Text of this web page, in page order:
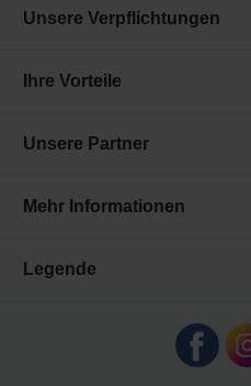
Unsere Verpflichtungen
Ihre Vorteile
Unsere Partner
Mehr Informationen
Legende